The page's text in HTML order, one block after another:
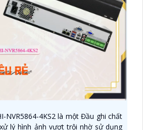
NVR5864-4KS2 là một Đầu ghi chất
lý hình ảnh vượt trội nhờ sử dụng